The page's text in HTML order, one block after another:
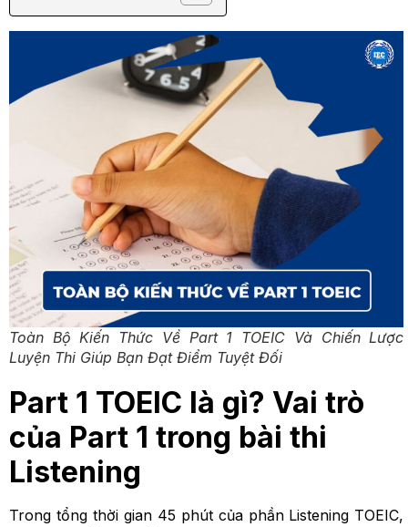
Toàn Bộ Kiến Thức Về Part 1 TOEIC Và Chiến Lược
Luyện Thi Giúp Bạn Đạt Điểm Tuyệt Đối
Part 1 TOEIC là gì? Vai trò
của Part 1 trong bài thi
Listening
Trong tổng thời gian 45 phút của phần Listening TOEIC,